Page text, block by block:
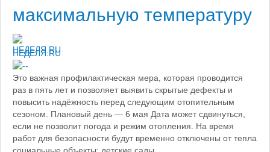
максимальную температуру
НЕДЕЛЯ.RU
Это важная профилактическая мера, которая проводится
раз в пять лет и позволяет выявить скрытые дефекты и
повысить надёжность перед следующим отопительным
сезоном. Плановый день — 6 мая Дата может сдвинуться,
если не позволит погода и режим отопления. На время
работ для безопасности будут временно отключены от тепла